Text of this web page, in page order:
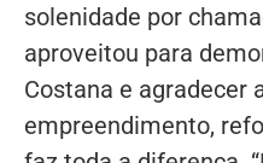
solenidade por
aproveitou para
Costana e agradecer
empreendimento,